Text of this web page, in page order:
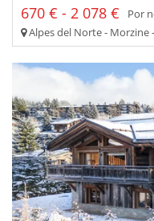
670 € - 2 078 €
Por
Alpes del Norte - Morzine